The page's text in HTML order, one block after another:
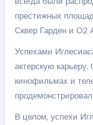
престижных
Сквер Гарден и О2
Успехами
актерскую
кинофильмах и
В целом, успехи